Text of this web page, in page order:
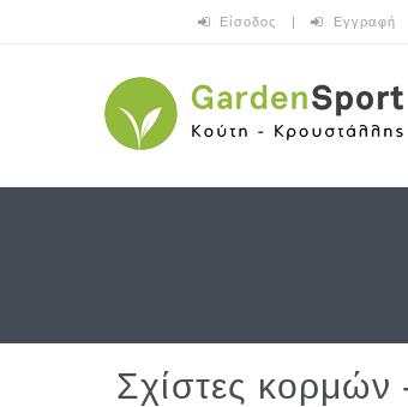
Είσοδος | Εγγραφή
Σχίστες κορμών